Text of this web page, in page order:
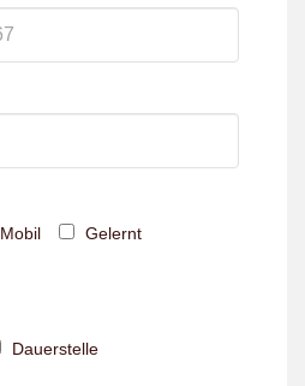
Mobil
Gelernt
Dauerstelle